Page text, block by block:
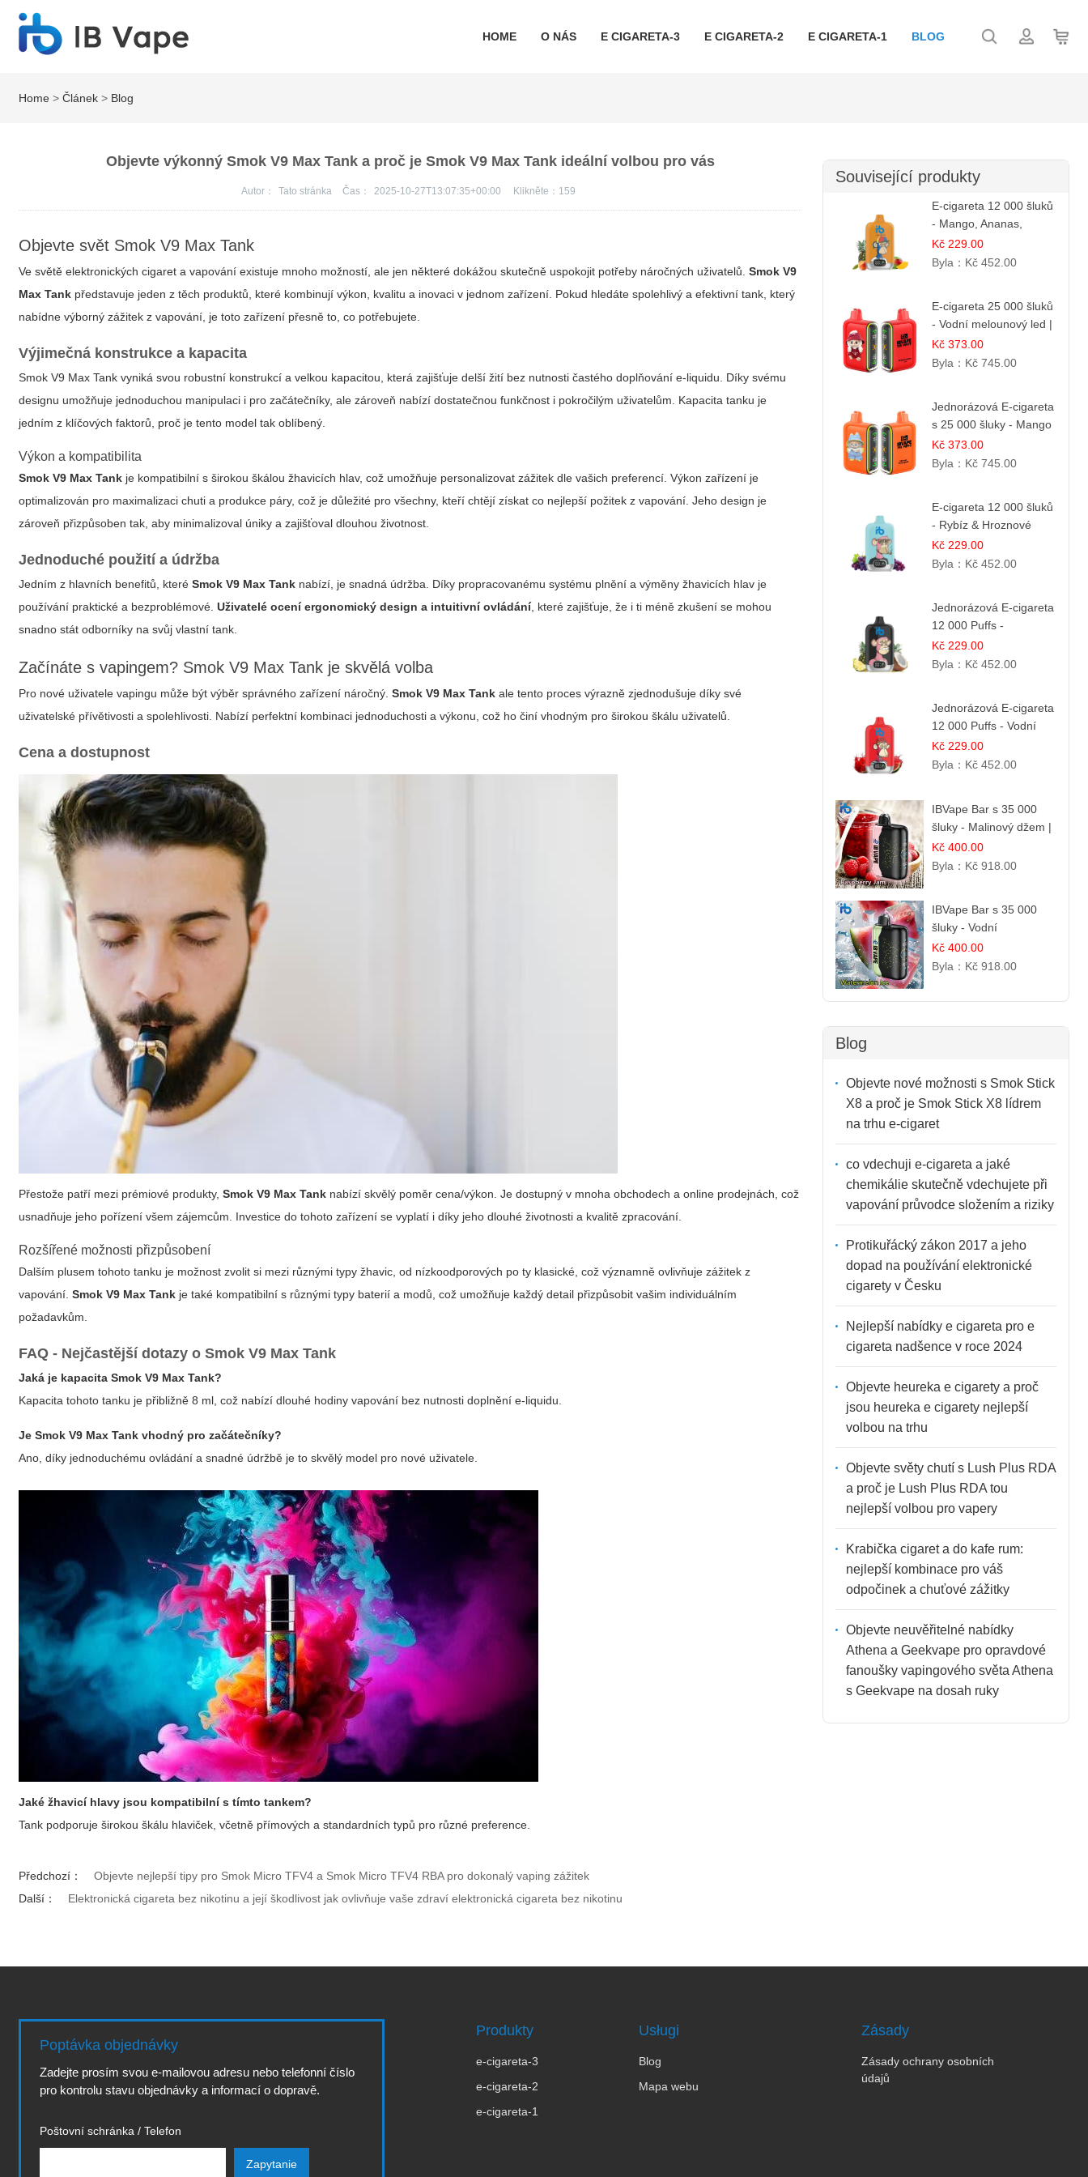
HOME O NÁS E CIGARETA-3 E CIGARETA-2 E CIGARETA-1 BLOG
Home >Článek > Blog
Objevte výkonný Smok V9 Max Tank a proč je Smok V9 Max Tank ideální volbou pro vás
Autor： Tato stránka Čas： 2025-10-27T13:07:35+00:00 Klikněte： 159
Objevte svět Smok V9 Max Tank
Ve světě elektronických cigaret a vapování existuje mnoho možností, ale jen některé dokážou skutečně uspokojit potřeby náročných uživatelů.Smok V9
Max Tank představuje jeden z těch produktů, které kombinují výkon, kvalitu a inovaci v jednom zařízení. Pokud hledáte spolehlivý a efektivní tank, který
nabídne výborný zážitek z vapování, je toto zařízení přesně to, co potřebujete.
Výjimečná konstrukce a kapacita
Smok V9 Max Tank vyniká svou robustní konstrukcí a velkou kapacitou, která zajišťuje delší žití bez nutnosti častého doplňování e-liquidu. Díky svému
designu umožňuje jednoduchou manipulaci i pro začátečníky, ale zároveň nabízí dostatečnou funkčnost i pokročilým uživatelům. Kapacita tanku je
jedním z klíčových faktorů, proč je tento model tak oblíbený.
Výkon a kompatibilita
Smok V9 Max Tank je kompatibilní s širokou škálou žhavicích hlav, což umožňuje personalizovat zážitek dle vašich preferencí. Výkon zařízení je
optimalizován pro maximalizaci chuti a produkce páry, což je důležité pro všechny, kteří chtějí získat co nejlepší požitek z vapování.Jeho design je
zároveň přizpůsoben tak, aby minimalizoval úniky a zajišťoval dlouhou životnost.
Jednoduché použití a údržba
Jedním z hlavních benefitů, kteréSmok V9 Max Tank nabízí, je snadná údržba. Díky propracovanému systému plnění a výměny žhavicích hlav je
používání praktické a bezproblémové.Uživatelé ocení ergonomický design a intuitivní ovládání, které zajišťuje, že i ti méně zkušení se mohou
snadno stát odborníky na svůj vlastní tank.
Začínáte s vapingem? Smok V9 Max Tank je skvělá volba
Pro nové uživatele vapingu může být výběr správného zařízení náročný.Smok V9 Max Tank ale tento proces výrazně zjednodušuje díky své
uživatelské přívětivosti a spolehlivosti. Nabízí perfektní kombinaci jednoduchosti a výkonu, což ho činí vhodným pro širokou škálu uživatelů.
Cena a dostupnost
Přestože patří mezi prémiové produkty,Smok V9 Max Tank nabízí skvělý poměr cena/výkon. Je dostupný v mnoha obchodech a online prodejnách, což
usnadňuje jeho pořízení všem zájemcům. Investice do tohoto zařízení se vyplatí i díky jeho dlouhé životnosti a kvalitě zpracování.
Rozšířené možnosti přizpůsobení
Dalším plusem tohoto tanku je možnost zvolit si mezi různými typy žhavic, od nízkoodporových po ty klasické, což významně ovlivňuje zážitek z
vapování.Smok V9 Max Tank je také kompatibilní s různými typy baterií a modů, což umožňuje každý detail přizpůsobit vašim individuálním
požadavkům.
FAQ - Nejčastější dotazy o Smok V9 Max Tank
Jaká je kapacita Smok V9 Max Tank?
Kapacita tohoto tanku je přibližně 8 ml, což nabízí dlouhé hodiny vapování bez nutnosti doplnění e-liquidu.
Je Smok V9 Max Tank vhodný pro začátečníky?
Ano, díky jednoduchému ovládání a snadné údržbě je to skvělý model pro nové uživatele.
Jaké žhavicí hlavy jsou kompatibilní s tímto tankem?
Tank podporuje širokou škálu hlaviček, včetně přímových a standardních typů pro různé preference.
Předchozí：
Objevte nejlepší tipy pro Smok Micro TFV4 a Smok Micro TFV4 RBA pro dokonalý vaping zážitek
Další：
Elektronická cigareta bez nikotinu a její škodlivost jak ovlivňuje vaše zdraví elektronická cigareta bez nikotinu
Související produkty
E-cigareta 12 000 šluků
- Mango, Ananas,
Broskev | Tropická
ovocná směs
Kč 229.00
Byla： Kč 452.00
E-cigareta 25 000 šluků
- Vodní melounový led |
Osvěžující letní příchuť
Kč 373.00
Byla： Kč 745.00
Jednorázová E-cigareta
s 25 000 šluky - Mango
& Ananas | Exotická
ovocná směs
Kč 373.00
Byla： Kč 745.00
E-cigareta 12 000 šluků
- Rybíz & Hroznové
Víno
Kč 229.00
Byla： Kč 452.00
Jednorázová E-cigareta
12 000 Puffs -
Ananasovo-Kokosová
Zmrzlina | Tropický
Kč 229.00
Byla： Kč 452.00
Jednorázová E-cigareta
12 000 Puffs - Vodní
Melounová Zmrzlina |
Letní dezertní příchuť
Kč 229.00
Byla： Kč 452.00
IBVape Bar s 35 000
šluky - Malinový džem |
Sladká ovocná příchuť
Kč 400.00
Byla： Kč 918.00
IBVape Bar s 35 000
šluky - Vodní
melounový led |
Osvěžující letní příchuť
Kč 400.00
Byla： Kč 918.00
Blog
Objevte nové možnosti s Smok Stick
X8 a proč je Smok Stick X8 lídrem
na trhu e-cigaret
co vdechuji e-cigareta a jaké
chemikálie skutečně vdechujete při
vapování průvodce složením a riziky
Protikuřácký zákon 2017 a jeho
dopad na používání elektronické
cigarety v Česku
Nejlepší nabídky e cigareta pro e
cigareta nadšence v roce 2024
Objevte heureka e cigarety a proč
jsou heureka e cigarety nejlepší
volbou na trhu
Objevte světy chutí s Lush Plus RDA
a proč je Lush Plus RDA tou
nejlepší volbou pro vapery
Krabička cigaret a do kafe rum:
nejlepší kombinace pro váš
odpočinek a chuťové zážitky
Objevte neuvěřitelné nabídky
Athena a Geekvape pro opravdové
fanoušky vapingového světa Athena
s Geekvape na dosah ruky
Poptávka objednávky
Zadejte prosím svou e-mailovou adresu nebo telefonní číslo
pro kontrolu stavu objednávky a informací o dopravě.
Poštovní schránka / Telefon
Produkty
e-cigareta-3
e-cigareta-2
e-cigareta-1
Usługi
Blog
Mapa webu
Zásady
Zásady ochrany osobních
údajů